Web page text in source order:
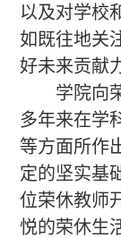
以及对学校
如既往地关
好未来贡献
学院向
多年来在学
等方面所作
定的坚实基
位荣休教师
悦的荣休生